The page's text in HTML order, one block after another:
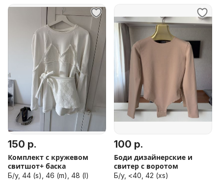
150 р.
Комплект с кружевом
свитшот+ баска
Б/у, 44 (s), 46 (m), 48 (l)
100 р.
Боди дизайнерские и
свитер с воротом
Б/у, <40, 42 (xs)